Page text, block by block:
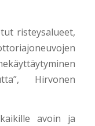
risteysalueet,
Hirvonen
avoin ja